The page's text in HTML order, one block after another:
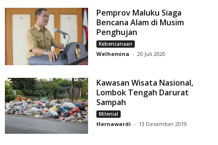
Pemprov Maluku Siaga
Bencana Alam di Musim
Penghujan
Kebencanaan
Welhemina - 20 Juli 2020
Kawasan Wisata Nasional,
Lombok Tengah Darurat
Sampah
Milenial
Hernawardi - 13 Desember 2019